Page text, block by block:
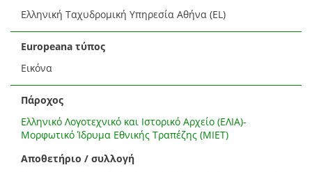
Ελληνική Ταχυδρομική Υπηρεσία Αθήνα (EL)
Europeana τύπος
Εικόνα
Πάροχος
Ελληνικό Λογοτεχνικό και Ιστορικό Αρχείο (ΕΛΙΑ)-
Μορφωτικό Ίδρυμα Εθνικής Τραπέζης (ΜΙΕΤ)
Αποθετήριο / συλλογή